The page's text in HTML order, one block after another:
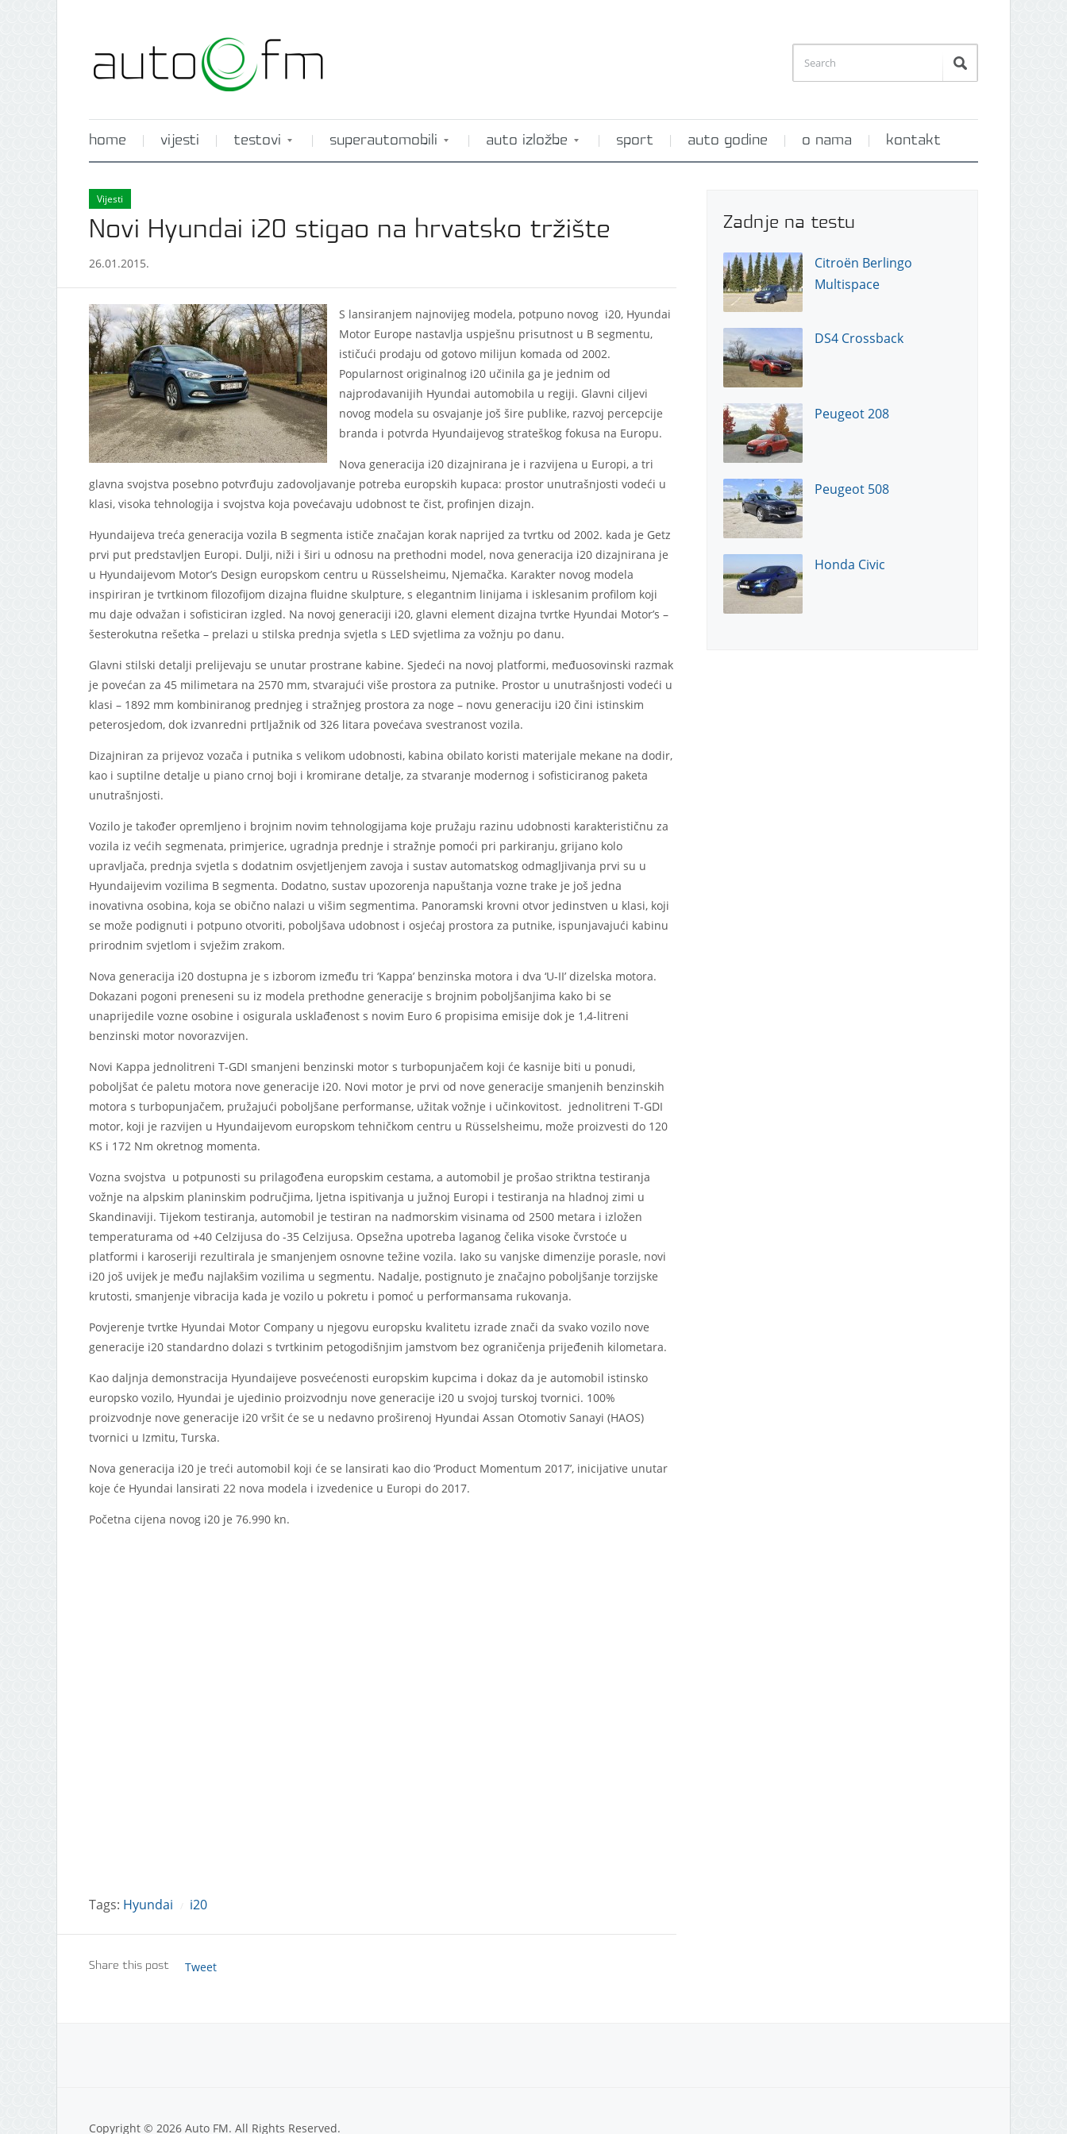
home vijesti testovi superautomobili auto izložbe sport auto godine o nama kontakt
Vijesti
Novi Hyundai i20 stigao na hrvatsko tržište
26.01.2015.
S lansiranjem najnovijeg modela, potpuno novog i20, Hyundai
Motor Europe nastavlja uspješnu prisutnost u B segmentu,
ističući prodaju od gotovo milijun komada od 2002.
Popularnost originalnog i20 učinila ga je jednim od
najprodavanijih Hyundai automobila u regiji. Glavni ciljevi
novog modela su osvajanje još šire publike, razvoj percepcije
branda i potvrda Hyundaijevog strateškog fokusa na Europu.
Nova generacija i20 dizajnirana je i razvijena u Europi, a tri
glavna svojstva posebno potvrđuju zadovoljavanje potreba europskih kupaca: prostor unutrašnjosti vodeći u
klasi, visoka tehnologija i svojstva koja povećavaju udobnost te čist, profinjen dizajn.
Hyundaijeva treća generacija vozila B segmenta ističe značajan korak naprijed za tvrtku od 2002. kada je Getz
prvi put predstavljen Europi. Dulji, niži i širi u odnosu na prethodni model, nova generacija i20 dizajnirana je
u Hyundaijevom Motor’s Design europskom centru u Rüsselsheimu, Njemačka. Karakter novog modela
inspiriran je tvrtkinom filozofijom dizajna fluidne skulpture, s elegantnim linijama i isklesanim profilom koji
mu daje odvažan i sofisticiran izgled. Na novoj generaciji i20, glavni element dizajna tvrtke Hyundai Motor’s –
šesterokutna rešetka – prelazi u stilska prednja svjetla s LED svjetlima za vožnju po danu.
Glavni stilski detalji prelijevaju se unutar prostrane kabine. Sjedeći na novoj platformi, međuosovinski razmak
je povećan za 45 milimetara na 2570 mm, stvarajući više prostora za putnike. Prostor u unutrašnjosti vodeći u
klasi – 1892 mm kombiniranog prednjeg i stražnjeg prostora za noge – novu generaciju i20 čini istinskim
peterosjedom, dok izvanredni prtljažnik od 326 litara povećava svestranost vozila.
Dizajniran za prijevoz vozača i putnika s velikom udobnosti, kabina obilato koristi materijale mekane na dodir,
kao i suptilne detalje u piano crnoj boji i kromirane detalje, za stvaranje modernog i sofisticiranog paketa
unutrašnjosti.
Vozilo je također opremljeno i brojnim novim tehnologijama koje pružaju razinu udobnosti karakterističnu za
vozila iz većih segmenata, primjerice, ugradnja prednje i stražnje pomoći pri parkiranju, grijano kolo
upravljača, prednja svjetla s dodatnim osvjetljenjem zavoja i sustav automatskog odmagljivanja prvi su u
Hyundaijevim vozilima B segmenta. Dodatno, sustav upozorenja napuštanja vozne trake je još jedna
inovativna osobina, koja se obično nalazi u višim segmentima. Panoramski krovni otvor jedinstven u klasi, koji
se može podignuti i potpuno otvoriti, poboljšava udobnost i osjećaj prostora za putnike, ispunjavajući kabinu
prirodnim svjetlom i svježim zrakom.
Nova generacija i20 dostupna je s izborom između tri ‘Kappa’ benzinska motora i dva ‘U-II’ dizelska motora.
Dokazani pogoni preneseni su iz modela prethodne generacije s brojnim poboljšanjima kako bi se
unaprijedile vozne osobine i osigurala usklađenost s novim Euro 6 propisima emisije dok je 1,4-litreni
benzinski motor novorazvijen.
Novi Kappa jednolitreni T-GDI smanjeni benzinski motor s turbopunjačem koji će kasnije biti u ponudi,
poboljšat će paletu motora nove generacije i20. Novi motor je prvi od nove generacije smanjenih benzinskih
motora s turbopunjačem, pružajući poboljšane performanse, užitak vožnje i učinkovitost. jednolitreni T-GDI
motor, koji je razvijen u Hyundaijevom europskom tehničkom centru u Rüsselsheimu, može proizvesti do 120
KS i 172 Nm okretnog momenta.
Vozna svojstva u potpunosti su prilagođena europskim cestama, a automobil je prošao striktna testiranja
vožnje na alpskim planinskim područjima, ljetna ispitivanja u južnoj Europi i testiranja na hladnoj zimi u
Skandinaviji. Tijekom testiranja, automobil je testiran na nadmorskim visinama od 2500 metara i izložen
temperaturama od +40 Celzijusa do -35 Celzijusa. Opsežna upotreba laganog čelika visoke čvrstoće u
platformi i karoseriji rezultirala je smanjenjem osnovne težine vozila. Iako su vanjske dimenzije porasle, novi
i20 još uvijek je među najlakšim vozilima u segmentu. Nadalje, postignuto je značajno poboljšanje torzijske
krutosti, smanjenje vibracija kada je vozilo u pokretu i pomoć u performansama rukovanja.
Povjerenje tvrtke Hyundai Motor Company u njegovu europsku kvalitetu izrade znači da svako vozilo nove
generacije i20 standardno dolazi s tvrtkinim petogodišnjim jamstvom bez ograničenja prijeđenih kilometara.
Kao daljnja demonstracija Hyundaijeve posvećenosti europskim kupcima i dokaz da je automobil istinsko
europsko vozilo, Hyundai je ujedinio proizvodnju nove generacije i20 u svojoj turskoj tvornici. 100%
proizvodnje nove generacije i20 vršit će se u nedavno proširenoj Hyundai Assan Otomotiv Sanayi (HAOS)
tvornici u Izmitu, Turska.
Nova generacija i20 je treći automobil koji će se lansirati kao dio ‘Product Momentum 2017’, inicijative unutar
koje će Hyundai lansirati 22 nova modela i izvedenice u Europi do 2017.
Početna cijena novog i20 je 76.990 kn.
Tags: Hyundai i20
Share this post Tweet
Zadnje na testu
Citroën Berlingo
Multispace
DS4 Crossback
Peugeot 208
Peugeot 508
Honda Civic
Copyright © 2026 Auto FM. All Rights Reserved.